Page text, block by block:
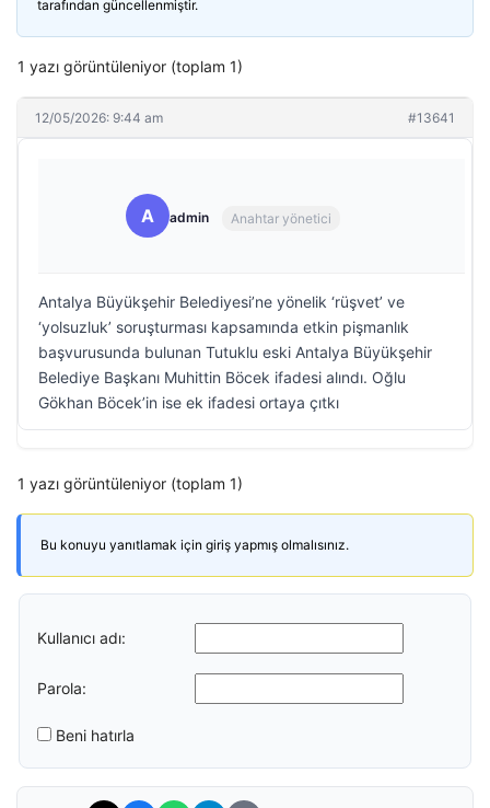
tarafından güncellenmiştir.
1 yazı görüntüleniyor (toplam 1)
12/05/2026: 9:44 am #13641
A admin Anahtar yönetici
Antalya Büyükşehir Belediyesi’ne yönelik ‘rüşvet’ ve
‘yolsuzluk’ soruşturması kapsamında etkin pişmanlık
başvurusunda bulunan Tutuklu eski Antalya Büyükşehir
Belediye Başkanı Muhittin Böcek ifadesi alındı. Oğlu
Gökhan Böcek’in ise ek ifadesi ortaya çıtkı
1 yazı görüntüleniyor (toplam 1)
Bu konuyu yanıtlamak için giriş yapmış olmalısınız.
Kullanıcı adı:
Parola:
Beni hatırla